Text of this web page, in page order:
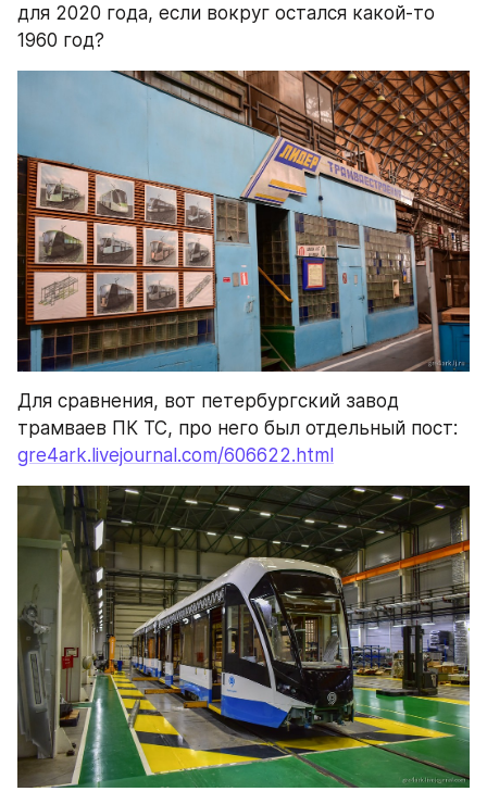
для 2020 года, если вокруг остался какой-то
1960 год?
Для сравнения, вот петербургский завод
gre4ark.livejournal.com/606622.html